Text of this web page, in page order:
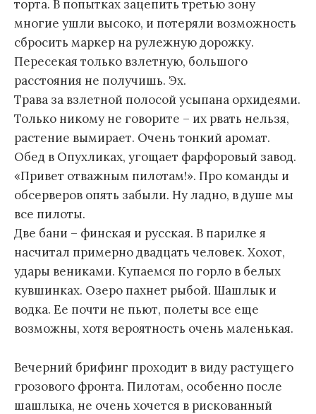
торта. В попытках зацепить третью зону
многие ушли высоко, и потеряли возможность
сбросить маркер на рулежную дорожку.
Пересекая только взлетную, большого
расстояния не получишь. Эх.
Трава за взлетной полосой усыпана орхидеями.
Только никому не говорите – их рвать нельзя,
растение вымирает. Очень тонкий аромат.
Обед в Опухликах, угощает фарфоровый завод.
«Привет отважным пилотам!». Про команды и
обсерверов опять забыли. Ну ладно, в душе мы
все пилоты.
Две бани – финская и русская. В парилке я
насчитал примерно двадцать человек. Хохот,
удары вениками. Купаемся по горло в белых
кувшинках. Озеро пахнет рыбой. Шашлык и
водка. Ее почти не пьют, полеты все еще
возможны, хотя вероятность очень маленькая.
Вечерний брифинг проходит в виду растущего
грозового фронта. Пилотам, особенно после
шашлыка, не очень хочется в рискованный